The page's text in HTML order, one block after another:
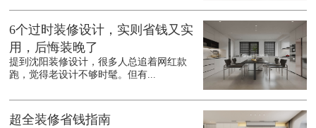
6个过时装修设计，实则省钱又实
用，后悔装晚了
提到沈阳装修设计，很多人总追着网红款
跑，觉得老设计不够时髦。但有...
超全装修省钱指南